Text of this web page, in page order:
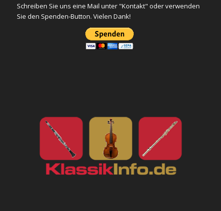
Schreiben Sie uns eine Mail unter "Kontakt" oder verwenden
Sie den Spenden-Button. Vielen Dank!